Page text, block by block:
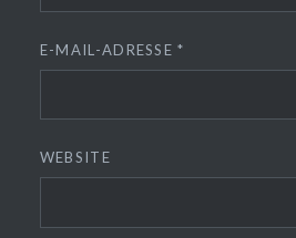
E-MAIL-ADRESSE*
WEBSITE